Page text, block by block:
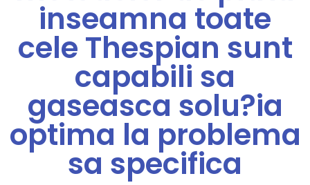
inseamna toate
cele Thespian sunt
capabili sa
gaseasca solu?ia
optima la problema
sa specifica